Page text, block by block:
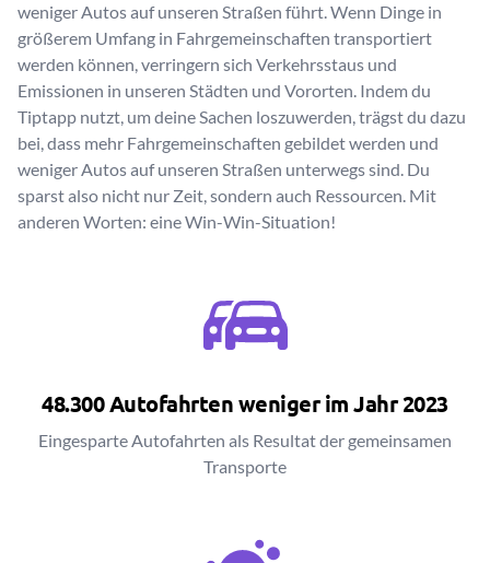
weniger Autos auf unseren Straßen führt. Wenn Dinge in
größerem Umfang in Fahrgemeinschaften transportiert
werden können, verringern sich Verkehrsstaus und
Emissionen in unseren Städten und Vororten. Indem du
Tiptapp nutzt, um deine Sachen loszuwerden, trägst du dazu
bei, dass mehr Fahrgemeinschaften gebildet werden und
weniger Autos auf unseren Straßen unterwegs sind. Du
sparst also nicht nur Zeit, sondern auch Ressourcen. Mit
anderen Worten: eine Win-Win-Situation!
48.300 Autofahrten weniger im Jahr 2023
Eingesparte Autofahrten als Resultat der gemeinsamen
Transporte